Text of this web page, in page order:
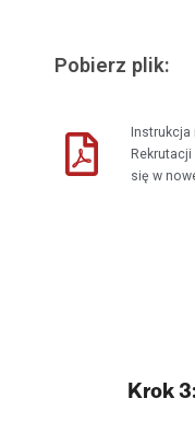
Pobierz plik:
się w
Krok